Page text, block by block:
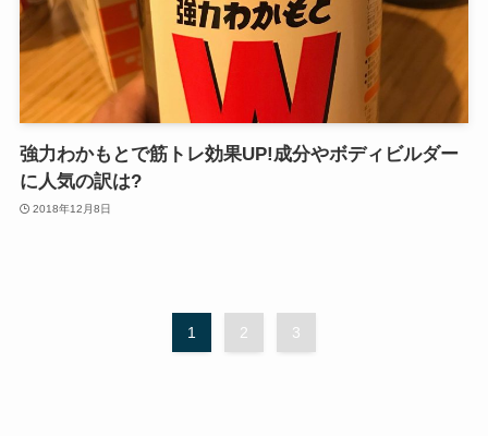
強力わかもとで筋トレ効果UP!成分やボディビルダー
に人気の訳は?
2018年12月8日
1 2 3